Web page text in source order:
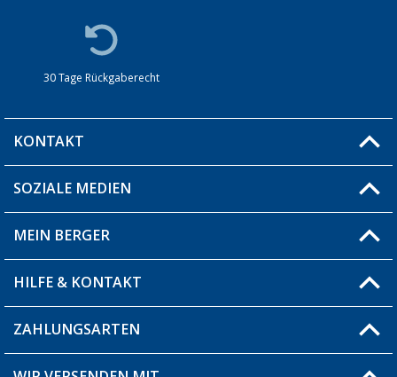
30 Tage Rückgaberecht
KONTAKT
Du hast eine Frage?
Filiale finden
SOZIALE MEDIEN
MEIN BERGER
Blog
Produkttester
HILFE & KONTAKT
Fragen & Antworten / FAQ
Versandinformationen
ZAHLUNGSARTEN